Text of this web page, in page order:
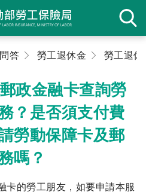
答 勞工退休金 勞工退休
政金融卡查詢勞
？是否須支付費
勞動保障卡及郵
嗎？
卡的勞工朋友，如要申請本服